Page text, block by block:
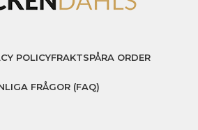
POLICYFRAKTSPÅRA ORDER
FRÅGOR (FAQ)